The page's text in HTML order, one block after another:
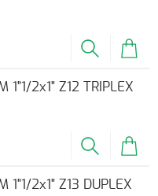
1"1/2x1" Z12 TRIPLEX
1"1/2x1" Z13 DUPLEX